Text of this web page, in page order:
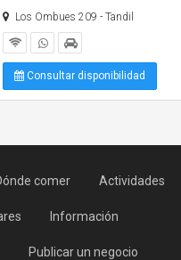
Los Ombues 209 - Tandil
Consultar disponibilidad
comer Actividades
Información
Publicar un negocio